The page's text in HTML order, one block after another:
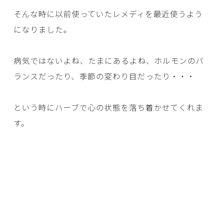
そんな時に以前使っていたレメディを最近使うよう
になりました。
病気ではないよね、たまにあるよね、ホルモンのバ
ランスだったり、季節の変わり目だったり・・・
という時にハーブで心の状態を落ち着かせてくれま
す。